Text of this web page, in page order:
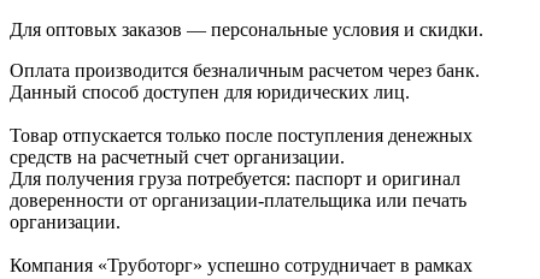
Для оптовых заказов — персональные условия и скидки.
Оплата производится безналичным расчетом через банк.
Данный способ доступен для юридических лиц.
Товар отпускается только после поступления денежных
средств на расчетный счет организации.
Для получения груза потребуется: паспорт и оригинал
доверенности от организации-плательщика или печать
организации.
Компания «Труботорг» успешно сотрудничает в рамках